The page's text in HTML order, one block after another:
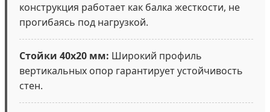
конструкция работает как балка жесткости, не
прогибаясь под нагрузкой.
Стойки 40х20 мм: Широкий профиль
вертикальных опор гарантирует устойчивость
стен.